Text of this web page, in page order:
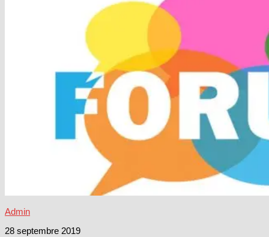
Admin
28 septembre 2019